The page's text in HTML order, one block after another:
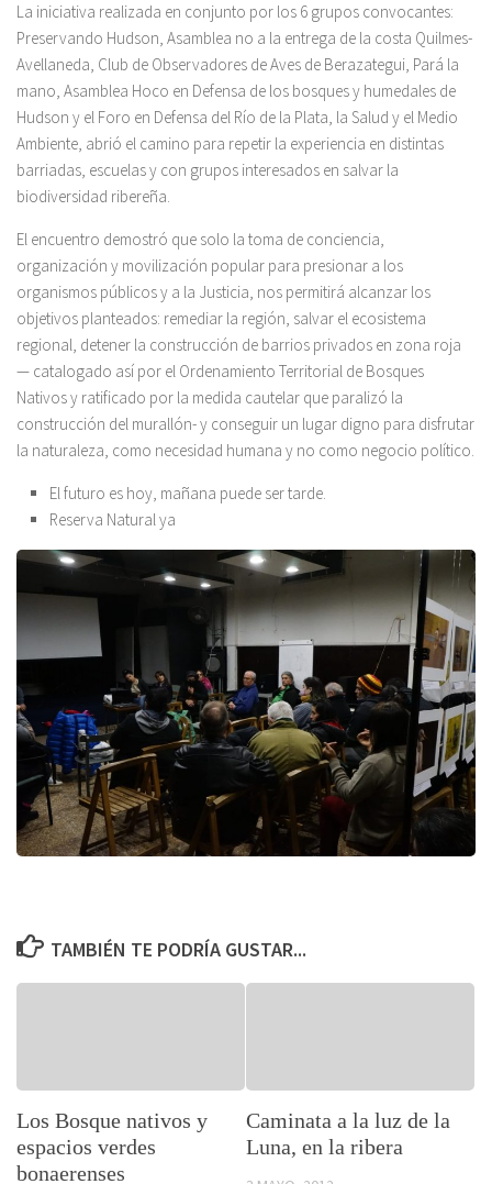
La iniciativa realizada en conjunto por los 6 grupos convocantes:
Preservando Hudson, Asamblea no a la entrega de la costa Quilmes-
Avellaneda, Club de Observadores de Aves de Berazategui, Pará la
mano, Asamblea Hoco en Defensa de los bosques y humedales de
Hudson y el Foro en Defensa del Río de la Plata, la Salud y el Medio
Ambiente, abrió el camino para repetir la experiencia en distintas
barriadas, escuelas y con grupos interesados en salvar la
biodiversidad ribereña.
El encuentro demostró que solo la toma de conciencia,
organización y movilización popular para presionar a los
organismos públicos y a la Justicia, nos permitirá alcanzar los
objetivos planteados: remediar la región, salvar el ecosistema
regional, detener la construcción de barrios privados en zona roja
— catalogado así por el Ordenamiento Territorial de Bosques
Nativos y ratificado por la medida cautelar que paralizó la
construcción del murallón- y conseguir un lugar digno para disfrutar
la naturaleza, como necesidad humana y no como negocio político.
El futuro es hoy, mañana puede ser tarde.
Reserva Natural ya
TAMBIÉN TE PODRÍA GUSTAR...
Los Bosque nativos y
espacios verdes
bonaerenses
Caminata a la luz de la
Luna, en la ribera